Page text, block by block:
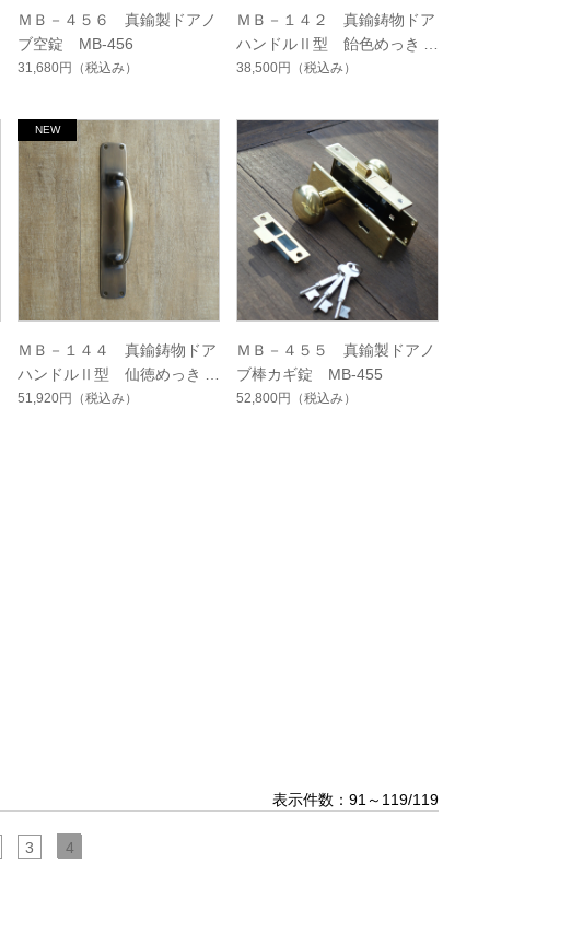
ＭＢ－４５６ 真鍮製ドアノ
ブ空錠 MB-456
31,680円 （税込み）
ＭＢ－１４２ 真鍮鋳物ドア
ハンドルⅡ型 飴色めっき
MB-142
38,500円 （税込み）
ＭＢ－１４４ 真鍮鋳物ドア
ハンドルⅡ型 仙徳めっき
MB-144
51,920円 （税込み）
ＭＢ－４５５ 真鍮製ドアノ
ブ棒カギ錠 MB-455
52,800円 （税込み）
表示件数：91～119/119
3 4